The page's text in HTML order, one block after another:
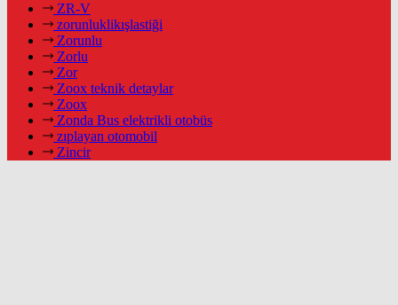
ZR-V
zorunluklikışlastiği
Zorunlu
Zorlu
Zor
Zoox teknik detaylar
Zoox
Zonda Bus elektrikli otobüs
zıplayan otomobil
Zincir